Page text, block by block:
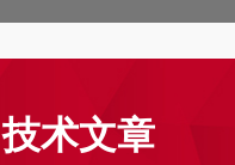
技术文章